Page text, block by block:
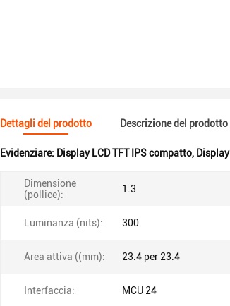
Dettagli del prodotto Descrizione del prodotto
Evidenziare: Display LCD TFT IPS compatto,
Dimensione
(pollice):
1.3
Luminanza (nits): 300
Area attiva ((mm): 23.4 per 23.4
Interfaccia: MCU 24